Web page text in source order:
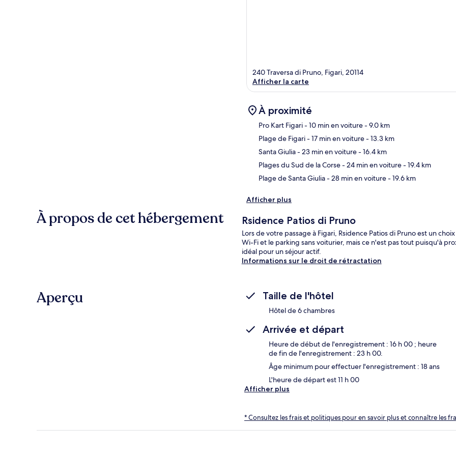
240 Traversa di Pruno, Figari, 20114
Afficher la carte
À proximité
Pro Kart Figari- 10 min en voiture- 9.0 km
Plage de Figari- 17 min en voiture- 13.3 km
Santa Giulia- 23 min en voiture- 16.4 km
Plages du Sud de la Corse- 24 min en voiture- 19.4 km
Plage de Santa Giulia- 28 min en voiture- 19.6 km
Afficher plus
À propos de cet hébergement Rsidence Patios di Pruno
Lors de votre passage à Figari, Rsidence Patios di Pruno est un
Wi-Fi et le parking sans voiturier, mais ce n'est pas tout puisqu'à
idéal pour un séjour actif.
Informations sur le droit de rétractation
Aperçu Taille de l'hôtel
Hôtel de 6 chambres
Arrivée et départ
Heure de début de l'enregistrement : 16 h 00 ; heure
de fin de l'enregistrement : 23 h 00.
Âge minimum pour effectuer l'enregistrement : 18 ans
L'heure de départ est 11 h 00
Afficher plus
* Consultez les frais et politiques pour en savoir plus et connaître les